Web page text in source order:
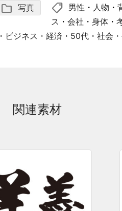
folder 写真 shoppingmode 男性 ・ 人物 ・
ス ・会社 ・身体 ・
・ ビジネス・経済 ・ 50代 ・社会
関連素材